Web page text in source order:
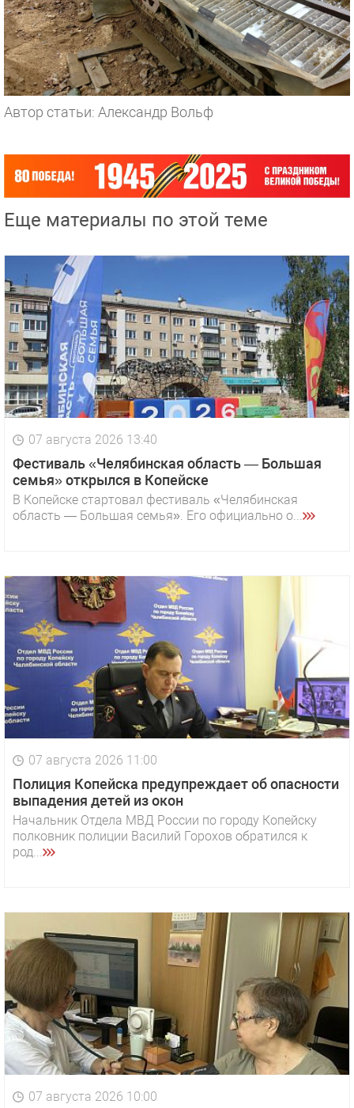
Автор статьи: Александр Вольф
Еще материалы по этой теме
07 августа 2026 13:40
Фестиваль «Челябинская область — Большая
семья» открылся в Копейске
В Копейске стартовал фестиваль «Челябинская
область — Большая семья». Его официально о...
07 августа 2026 11:00
Полиция Копейска предупреждает об опасности
выпадения детей из окон
Начальник Отдела МВД России по городу Копейску
полковник полиции Василий Горохов обратился к
род...
07 августа 2026 10:00